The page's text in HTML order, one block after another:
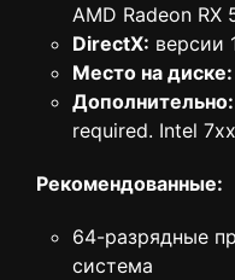
AMD Radeon RX
DirectX: версии
Место на диске:
Дополнительно:
required. Intel
Рекомендованные:
64-разрядные
система